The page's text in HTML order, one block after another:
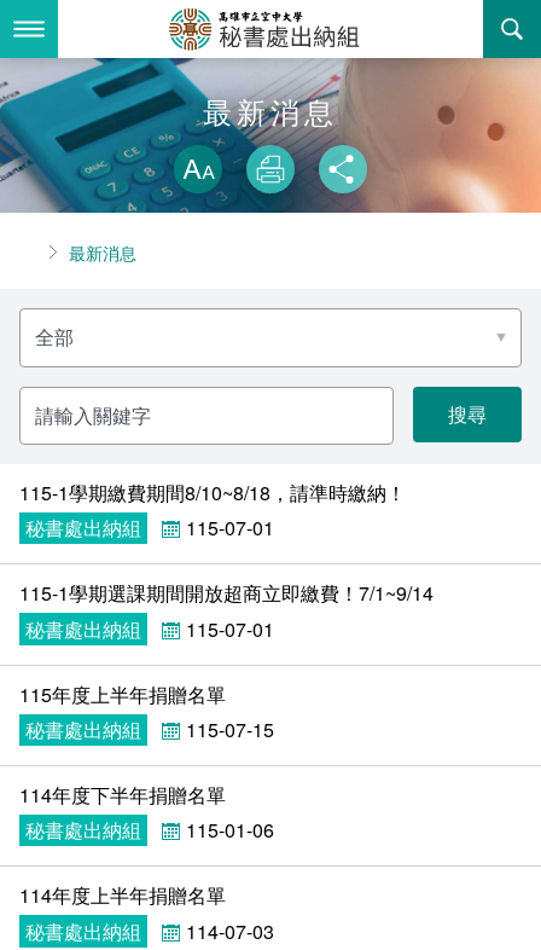
到
要
內
容
最新消息
關於我們
組織職掌
聯絡資訊
活動花絮
諮詢信箱
業務服務
法令規章
常見問答
相關連結
書表下載
回空大首頁
最新消息
略過字型切
放大
列印
首頁最新消息
分
類
名
稱
請
輸
入
關
字
115-1學期繳費期間8/10~8/18，請準時繳納！
秘書處出納組
115-07-01
115-1學期選課期間開放超商立即繳費！7/1~9/14
秘書處出納組
115-07-01
115年度上半年捐贈名單
秘書處出納組
115-07-15
114年度下半年捐贈名單
秘書處出納組
115-01-06
114年度上半年捐贈名單
秘書處出納組
114-07-03